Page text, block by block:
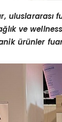
uluslararası
k ve
ürünler